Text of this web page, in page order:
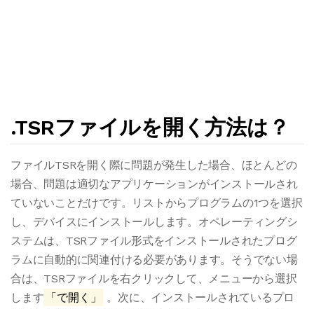
.TSRファイルを開く方法は？
ファイルTSRを開く際に問題が発生した場合、ほとんどの
場合、問題は適切なアプリケーションがインストールされ
ていないことだけです。リストからプログラムの1つを選択
し、デバイスにインストールします。オペレーティングシ
ステムは、TSRファイル形式をインストールされたプログ
ラムに自動的に関連付ける必要があります。そうでない場
合は、TSRファイルを右クリックして、メニューから選択
します
「で開く」
。次に、インストールされているプロ